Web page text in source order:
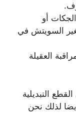
أو
السويتش في
العقيلة
التبديلية
لذلك نحن